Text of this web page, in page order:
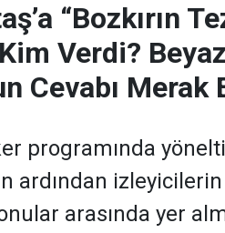
“Bozkırın
Kim Verdi?
Cevabı Merak
programında
ardından
arasında yer